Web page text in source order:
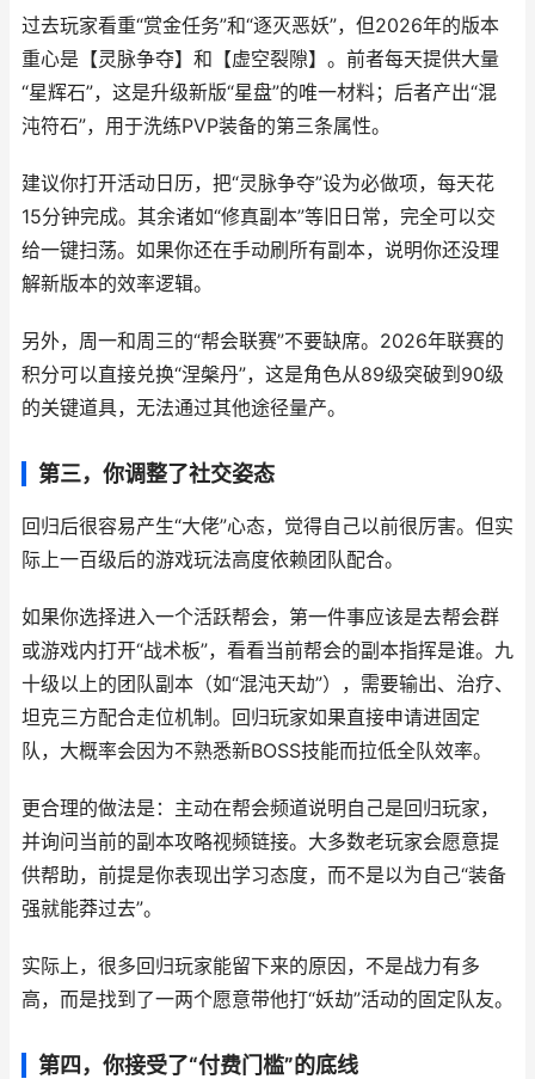
过去玩家看重“赏金任务”和“逐灭恶妖”，但2026年的版本
重心是【灵脉争夺】和【虚空裂隙】。前者每天提供大量
“星辉石”，这是升级新版“星盘”的唯一材料；后者产出“混
沌符石”，用于洗练PVP装备的第三条属性。
建议你打开活动日历，把“灵脉争夺”设为必做项，每天花
15分钟完成。其余诸如“修真副本”等旧日常，完全可以交
给一键扫荡。如果你还在手动刷所有副本，说明你还没理
解新版本的效率逻辑。
另外，周一和周三的“帮会联赛”不要缺席。2026年联赛的
积分可以直接兑换“涅槃丹”，这是角色从89级突破到90级
的关键道具，无法通过其他途径量产。
第三，你调整了社交姿态
回归后很容易产生“大佬”心态，觉得自己以前很厉害。但实
际上一百级后的游戏玩法高度依赖团队配合。
如果你选择进入一个活跃帮会，第一件事应该是去帮会群
或游戏内打开“战术板”，看看当前帮会的副本指挥是谁。九
十级以上的团队副本（如“混沌天劫”），需要输出、治疗、
坦克三方配合走位机制。回归玩家如果直接申请进固定
队，大概率会因为不熟悉新BOSS技能而拉低全队效率。
更合理的做法是：主动在帮会频道说明自己是回归玩家，
并询问当前的副本攻略视频链接。大多数老玩家会愿意提
供帮助，前提是你表现出学习态度，而不是以为自己“装备
强就能莽过去”。
实际上，很多回归玩家能留下来的原因，不是战力有多
高，而是找到了一两个愿意带他打“妖劫”活动的固定队友。
第四，你接受了“付费门槛”的底线